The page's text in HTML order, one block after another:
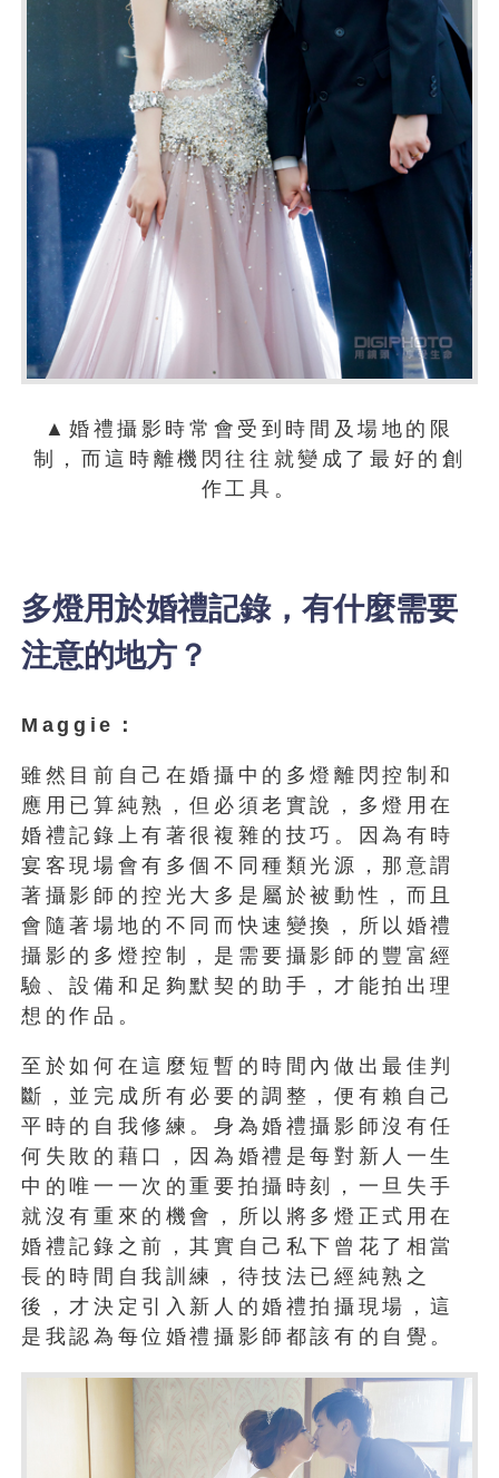
▲婚禮攝影時常會受到時間及場地的限
制，而這時離機閃往往就變成了最好的創
作工具。
多燈用於婚禮記錄，有什麼需要
注意的地方？
Maggie：
雖然目前自己在婚攝中的多燈離閃控制和
應用已算純熟，但必須老實說，多燈用在
婚禮記錄上有著很複雜的技巧。因為有時
宴客現場會有多個不同種類光源，那意謂
著攝影師的控光大多是屬於被動性，而且
會隨著場地的不同而快速變換，所以婚禮
攝影的多燈控制，是需要攝影師的豐富經
驗、設備和足夠默契的助手，才能拍出理
想的作品。
至於如何在這麼短暫的時間內做出最佳判
斷，並完成所有必要的調整，便有賴自己
平時的自我修練。身為婚禮攝影師沒有任
何失敗的藉口，因為婚禮是每對新人一生
中的唯一一次的重要拍攝時刻，一旦失手
就沒有重來的機會，所以將多燈正式用在
婚禮記錄之前，其實自己私下曾花了相當
長的時間自我訓練，待技法已經純熟之
後，才決定引入新人的婚禮拍攝現場，這
是我認為每位婚禮攝影師都該有的自覺。